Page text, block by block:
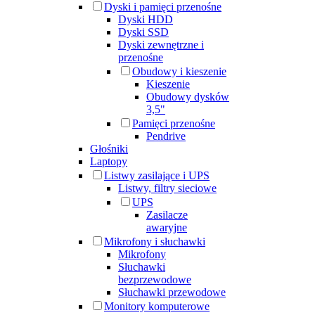
Dyski i pamięci przenośne
Dyski HDD
Dyski SSD
Dyski zewnętrzne i
przenośne
Obudowy i kieszenie
Kieszenie
Obudowy dysków
3,5"
Pamięci przenośne
Pendrive
Głośniki
Laptopy
Listwy zasilające i UPS
Listwy, filtry sieciowe
UPS
Zasilacze
awaryjne
Mikrofony i słuchawki
Mikrofony
Słuchawki
bezprzewodowe
Słuchawki przewodowe
Monitory komputerowe